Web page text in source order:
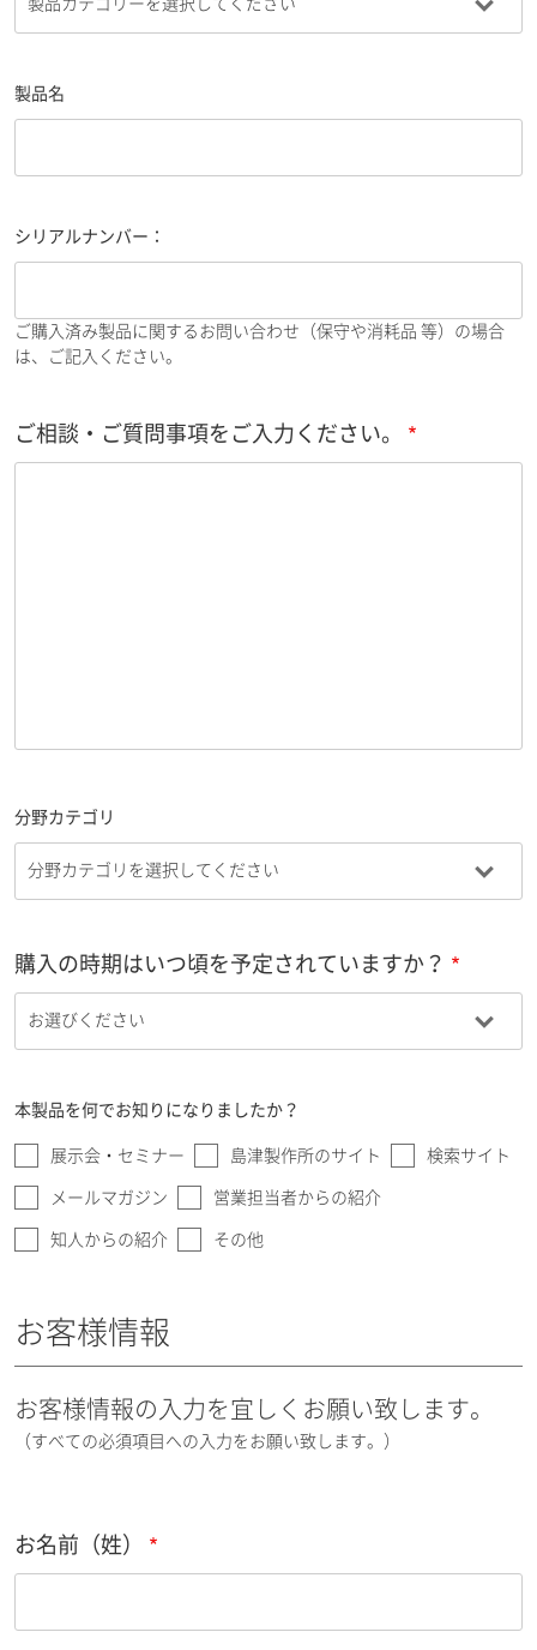
製品名
シリアルナンバー：
ご購入済み製品に関するお問い合わせ（保守や消耗品 等）の場合
は、ご記入ください。
ご相談・ご質問事項をご入力ください。
分野カテゴリ
購入の時期はいつ頃を予定されていますか？
本製品を何でお知りになりましたか？
展示会・セミナー 島津製作所のサイト 検索サイト
メールマガジン 営業担当者からの紹介
知人からの紹介 その他
お客様情報
お客様情報の入力を宜しくお願い致します。
（すべての必須項目への入力をお願い致します。）
お名前（姓）